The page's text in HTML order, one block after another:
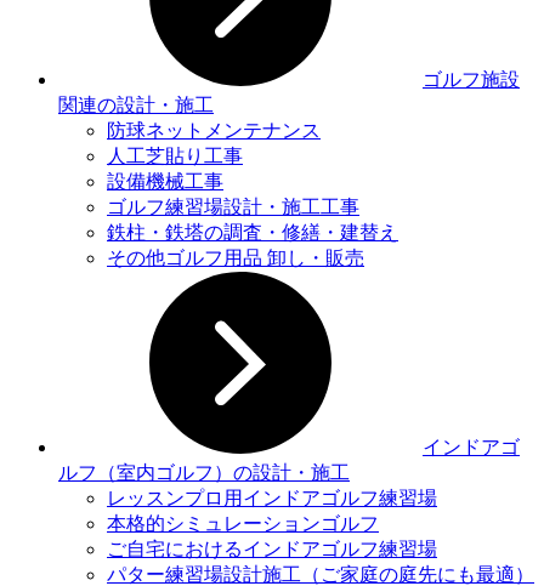
ゴルフ施設
関連の設計・施工
防球ネットメンテナンス
人工芝貼り工事
設備機械工事
ゴルフ練習場設計・施工工事
鉄柱・鉄塔の調査・修繕・建替え
その他ゴルフ用品 卸し・販売
インドアゴ
ルフ（室内ゴルフ）の設計・施工
レッスンプロ用インドアゴルフ練習場
本格的シミュレーションゴルフ
ご自宅におけるインドアゴルフ練習場
パター練習場設計施工（ご家庭の庭先にも最適）